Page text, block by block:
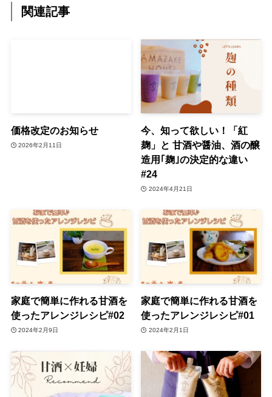
関連記事
価格改定のお知らせ
2026年2月11日
今、知って欲しい！「紅
麹」と 甘酒や醤油、酒の醸
造用｢麹｣の決定的な違い
#24
2024年4月21日
家庭で簡単に作れる甘酒を
使ったアレンジレシピ#02
2024年2月9日
家庭で簡単に作れる甘酒を
使ったアレンジレシピ#01
2024年2月1日